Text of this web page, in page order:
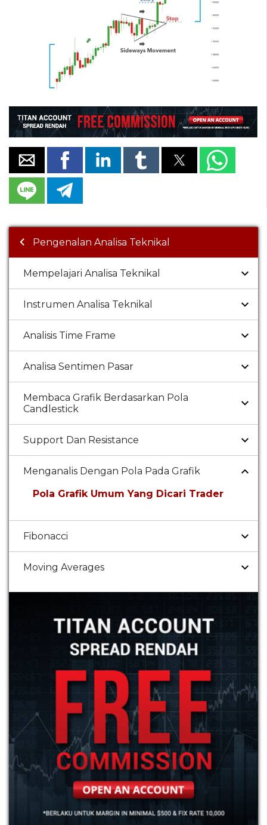
Pengenalan Analisa Teknikal
Mempelajari Analisa Teknikal
Instrumen Analisa Teknikal
Analisis Time Frame
Analisa Sentimen Pasar
Membaca Grafik Berdasarkan Pola
Candlestick
Support Dan Resistance
Menganalis Dengan Pola Pada Grafik
Pola Grafik Umum Yang Dicari Trader
Fibonacci
Moving Averages